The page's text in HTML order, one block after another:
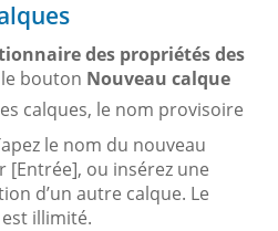
des propriétés des
bouton Nouveau calque
calques, le nom provisoire
le nom du nouveau
[Entrée], ou insérez une
d’un autre calque. Le
illimité.